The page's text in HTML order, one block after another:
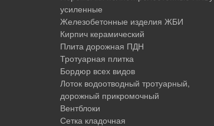
усиленные
Железобетонные изделия ЖБИ
Кирпич керамический
Плита дорожная ПДН
Тротуарная плитка
Бордюр всех видов
Лоток водоотводный тротуарный,
дорожный прикромочный
Вентблоки
Сетка кладочная